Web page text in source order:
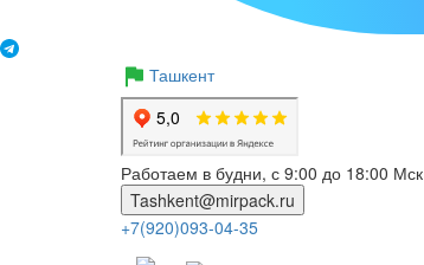
Ташкент
Работаем в будни, с 9:00 до 18:00 Мск
Tashkent@mirpack.ru
+7(920)093-04-35